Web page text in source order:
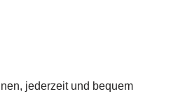
jederzeit und bequem